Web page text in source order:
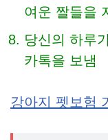
여운 짤들을
당신의 하루
카톡을 보냄
강아지 펫보험